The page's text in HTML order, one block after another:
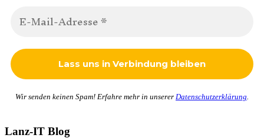
Wir senden keinen Spam! Erfahre mehr in unserer Datenschutzerklärung
Lanz-IT Blog